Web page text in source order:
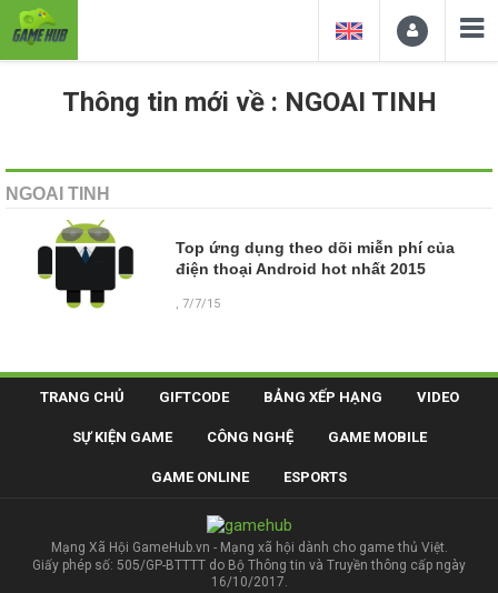
Thông tin mới về : NGOAI TINH
NGOAI TINH
Top ứng dụng theo dõi miễn phí của
điện thoại Android hot nhất 2015
, 7/7/15
TRANG CHỦ GIFTCODE BẢNG XẾP HẠNG VIDEO
SỰ KIỆN GAME CÔNG NGHỆ GAME MOBILE
GAME ONLINE ESPORTS
Mạng Xã Hội GameHub.vn - Mạng xã hội dành cho game thủ Việt.
Giấy phép số: 505/GP-BTTTT do Bộ Thông tin và Truyền thông cấp ngày
16/10/2017.